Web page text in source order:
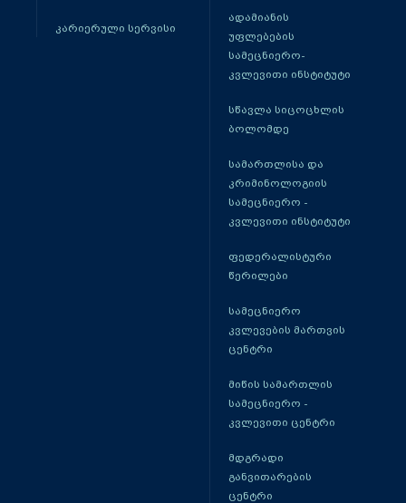
კარიერული სერვისი
ადამიანის
უფლებების
სამეცნიერო-
კვლევითი ინსტიტუტი
სწავლა სიცოცხლის
ბოლომდე
სამართლისა და
კრიმინოლოგიის
სამეცნიერო -
კვლევითი ინსტიტუტი
ფედერალისტური
წერილები
სამეცნიერო
კვლევების მართვის
ცენტრი
მიწის სამართლის
სამეცნიერო -
კვლევითი ცენტრი
მდგრადი
განვითარების
ცენტრი